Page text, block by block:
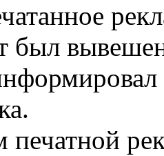
был
печатной